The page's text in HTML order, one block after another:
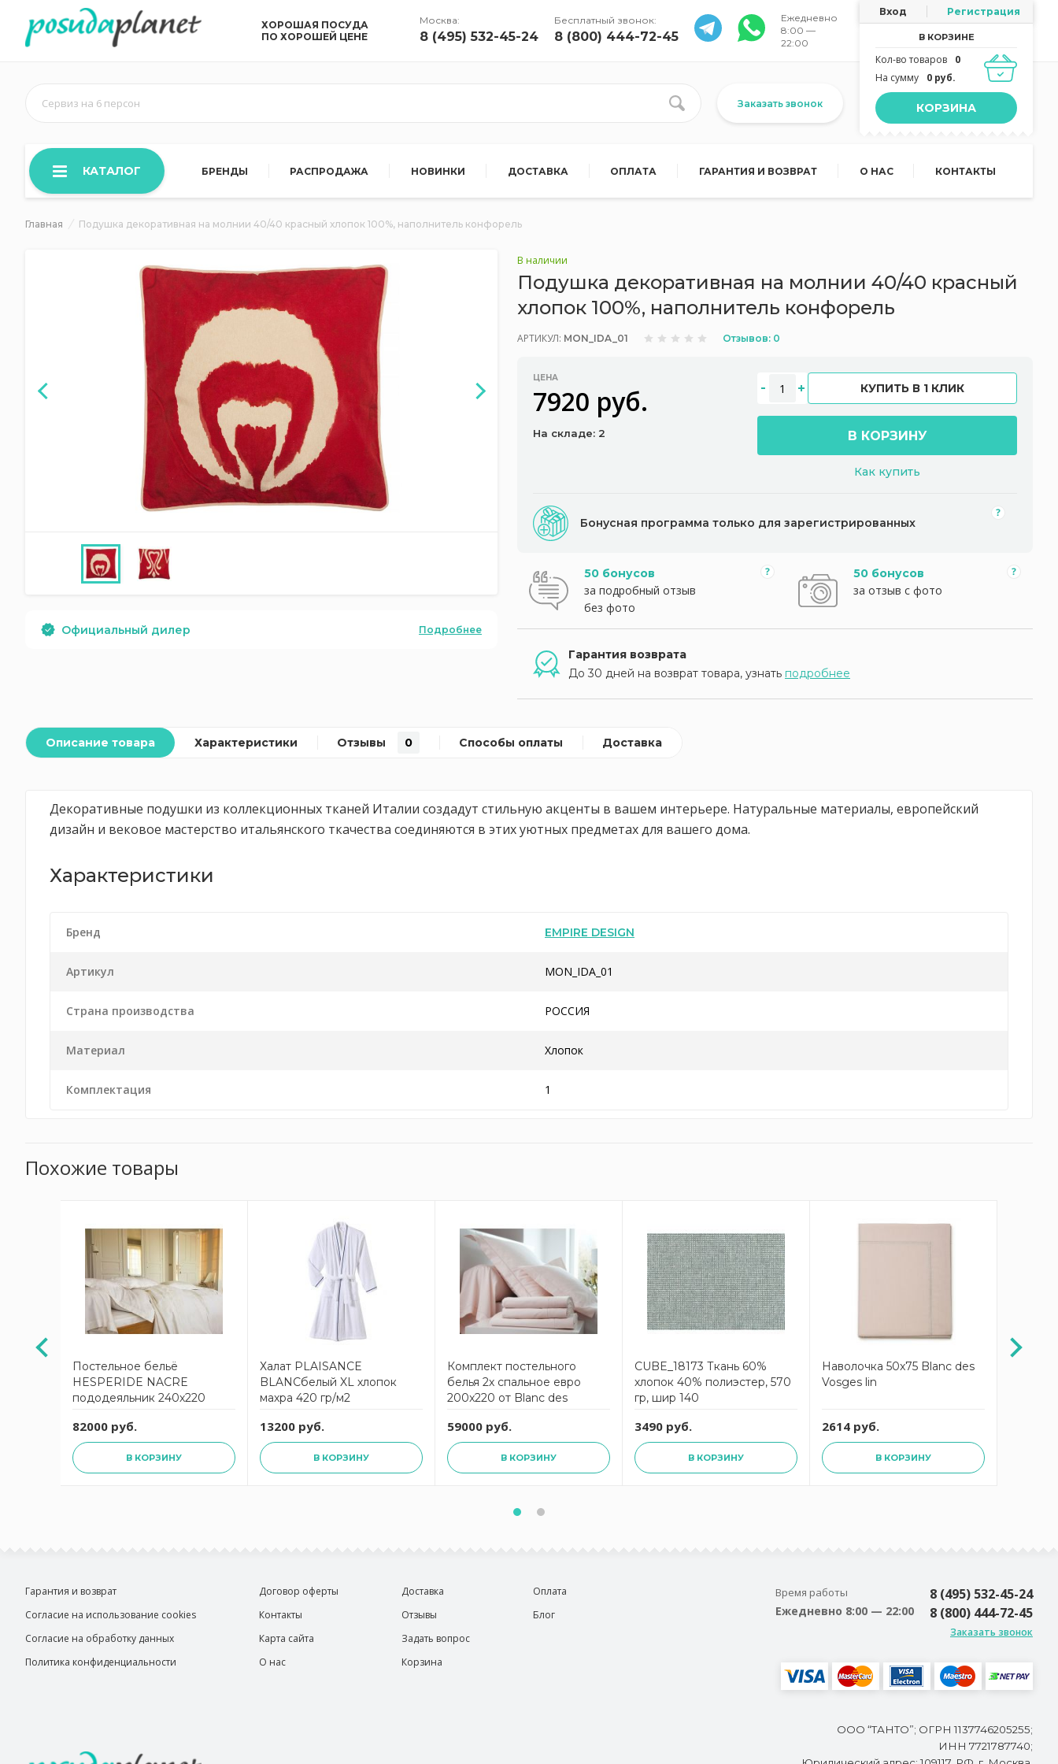
ХОРОШАЯ ПОСУДА
ПО ХОРОШЕЙ ЦЕНЕ
Москва:
8 (495) 532-45-24
Бесплатный звонок:
8 (800) 444-72-45
Ежедневно
8:00 —
22:00
Вход Регистрация
В КОРЗИНЕ
Кол-во товаров
0
На сумму
0 руб.
КОРЗИНА
Сервиз на 6 персон Заказать звонок
КАТАЛОГ БРЕНДЫ РАСПРОДАЖА НОВИНКИ ДОСТАВКА ОПЛАТА ГАРАНТИЯ И ВОЗВРАТ О НАС КОНТАКТЫ
Главная Подушка декоративная на молнии 40/40 красный хлопок 100%, наполнитель конфорель
Официальный дилер Подробнее
В наличии
Подушка декоративная на молнии 40/40 красный
хлопок 100%, наполнитель конфорель
АРТИКУЛ: MON_IDA_01 Отзывов: 0
ЦЕНА
7920 руб.
На складе: 2
КУПИТЬ В 1 КЛИК
В КОРЗИНУ
Как купить
Бонусная программа только для зарегистрированных
50 бонусов
за подробный отзыв
без фото
50 бонусов
за отзыв с фото
Гарантия возврата
До 30 дней на возврат товара, узнать подробнее
Описание товара Характеристики Отзывы 0 Способы оплаты Доставка
Декоративные подушки из коллекционных тканей Италии создадут стильную акценты в вашем интерьере. Натуральные материалы, европейский
дизайн и вековое мастерство итальянского ткачества соединяются в этих уютных предметах для вашего дома.
Характеристики
Бренд EMPIRE DESIGN
Артикул MON_IDA_01
Страна производства РОССИЯ
Материал Хлопок
Комплектация 1
Похожие товары
Постельное бельё
HESPERIDE NACRE
пододеяльник 240х220
наволочка 50х75*2
82000 руб.
В КОРЗИНУ
Халат PLAISANCE
BLANCбелый XL хлопок
махра 420 гр/м2
13200 руб.
В КОРЗИНУ
Комплект постельного
белья 2х спальное евро
200x220 от Blanc des
59000 руб.
В КОРЗИНУ
CUBE_18173 Ткань 60%
хлопок 40% полиэстер, 570
гр, шир 140
3490 руб.
В КОРЗИНУ
Наволочка 50x75 Blanc des
Vosges lin
2614 руб.
В КОРЗИНУ
Гарантия и возврат
Согласие на использование cookies
Согласие на обработку данных
Политика конфиденциальности
Договор оферты
Контакты
Карта сайта
О нас
Доставка
Отзывы
Задать вопрос
Корзина
Оплата
Блог
Время работы
Ежедневно 8:00 — 22:00
8 (495) 532-45-24
8 (800) 444-72-45
Заказать звонок
ООО “ТАНТО”; ОГРН 1137746205255;
ИНН 7721787740;